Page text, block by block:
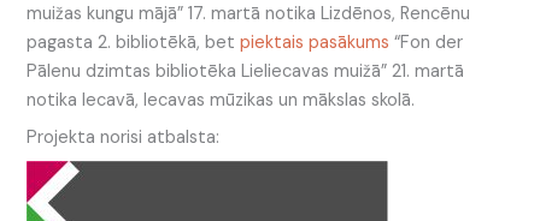
muižas kungu mājā” 17. martā notika Lizdēnos, Rencēnu
pagasta 2. bibliotēkā, betpiektais pasākums “Fon der
Pālenu dzimtas bibliotēka Lieliecavas muižā” 21. martā
notika Iecavā, Iecavas mūzikas un mākslas skolā.
Projekta norisi atbalsta: